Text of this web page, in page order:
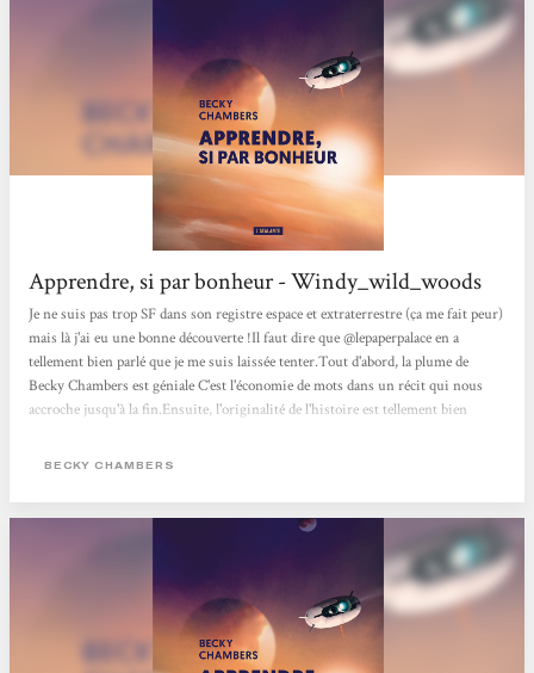
Apprendre, si par bonheur - Windy_wild_woods
Je ne suis pas trop SF dans son registre espace et extraterrestre (ça me fait peur)
mais là j'ai eu une bonne découverte !Il faut dire que @lepaperpalace en a
tellement bien parlé que je me suis laissée tenter.Tout d'abord, la plume de
Becky Chambers est géniale C'est l'économie de mots dans un récit qui nous
accroche jusqu'à la fin.Ensuite, l'originalité de l'histoire est tellement bien
domaine !C'est sans aucun doute une de mes lectures coup de cœur de l'année
BECKY CHAMBERS